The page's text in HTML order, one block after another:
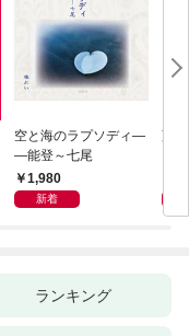
空と海のラプソディ―
―能登～七尾
1,980
新着
藤
ランキング